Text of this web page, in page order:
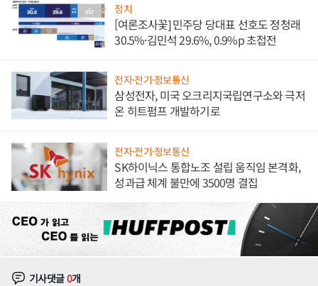
정치
[여론조사꽃] 민주당 당대표 선호도 정청래
30.5%·김민석 29.6%, 0.9%p 초접전
전자·전기·정보통신
삼성전자, 미국 오크리지국립연구소와 극저
온 히트펌프 개발하기로
전자·전기·정보통신
SK하이닉스 통합노조 설립 움직임 본격화,
성과급 체계 불만에 3500명 결집
기사댓글0개